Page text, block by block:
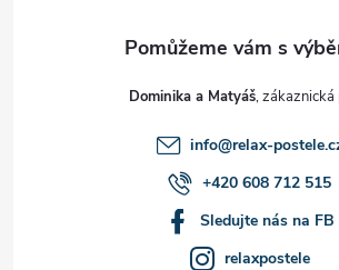
Dominika a Matyáš
info@relax-
+420 608 712 515
Sledujte nás na FB
relaxpostele